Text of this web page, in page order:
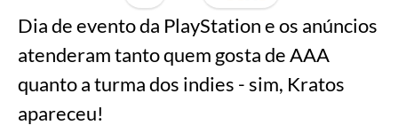
Dia de evento da PlayStation e os anúncios
atenderam tanto quem gosta de AAA
quanto a turma dos indies - sim, Kratos
apareceu!